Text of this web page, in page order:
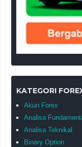
KATEGORI
Akun Forex
Analisa
Analisa Teknikal
Binary Option